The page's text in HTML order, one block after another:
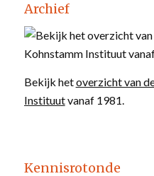
Archief
Bekijk hetoverzicht van
Instituutvanaf 1981.
Kennisrotonde